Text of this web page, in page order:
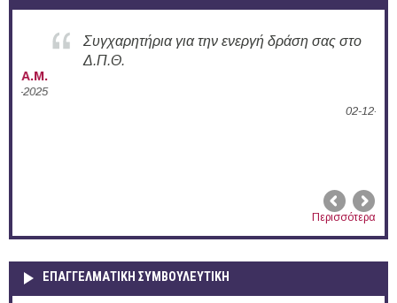
Συγχαρητήρια για την ενεργή δράση σας στο
Δ.Π.Θ.
02-12-2024
Περισσότερα
ΕΠΑΓΓΕΛΜΑΤΙΚΉ ΣΥΜΒΟΥΛΕΥΤΙΚΉ